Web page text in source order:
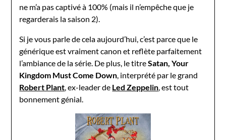
ne m’a pas captivé à 100% (mais il n’empêche que je
regarderais la saison 2).
Si je vous parle de cela aujourd’hui, c’est parce que le
générique est vraiment canon et reflète parfaitement
l’ambiance de la série. De plus, le titreSatan, Your
Kingdom Must Come Down, interprété par le grand
Robert Plant, ex-leader de Led Zeppelin, est tout
bonnement génial.